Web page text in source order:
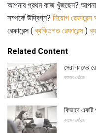
আপনার প্রথম কাজ খুঁজছেন? আপনার
সম্পর্কে উদ্বিগ্ন? নিয়োগ রেফারেন্স
রেফারেন্স (ব্যক্তিগত রেফারেন্স)
Related Content
সেরা কাজের
কাজের খোঁজে
কিভাবে
কাজের খোঁজে